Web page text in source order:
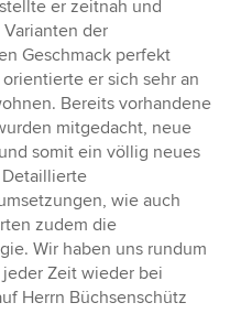
er zeitnah und
der
Geschmack perfekt
er sich sehr an
Bereits vorhandene
mitgedacht, neue
somit ein völlig neues
wie auch
zudem die
Wir haben uns rundum
Zeit wieder bei
Herrn Büchsenschütz